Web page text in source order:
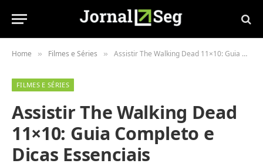
Home » Filmes e Séries » Assistir The Walking Dead 11×10: Guia Completo e Dicas Essenciais
FILMES E SÉRIES
Assistir The Walking Dead
11×10: Guia Completo e
Dicas Essenciais